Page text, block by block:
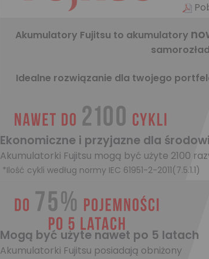
Akumulatory Fujitsu to akumulatory
Idealne rozwiązanie dla twojego
Ekonomiczne i przyjazne dla
Akumulatorki Fujitsu mogą być użyte 2100
*Ilość cykli według normy IEC 61951-2-2011(7.5.1.1)
Mogą być użyte nawet po 5 latach
Akumulatorki Fujitsu posiadają obniżony